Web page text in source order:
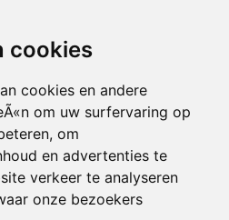
cookies
cookies en andere
om uw surfervaring op
om
en advertenties te
verkeer te analyseren
onze bezoekers